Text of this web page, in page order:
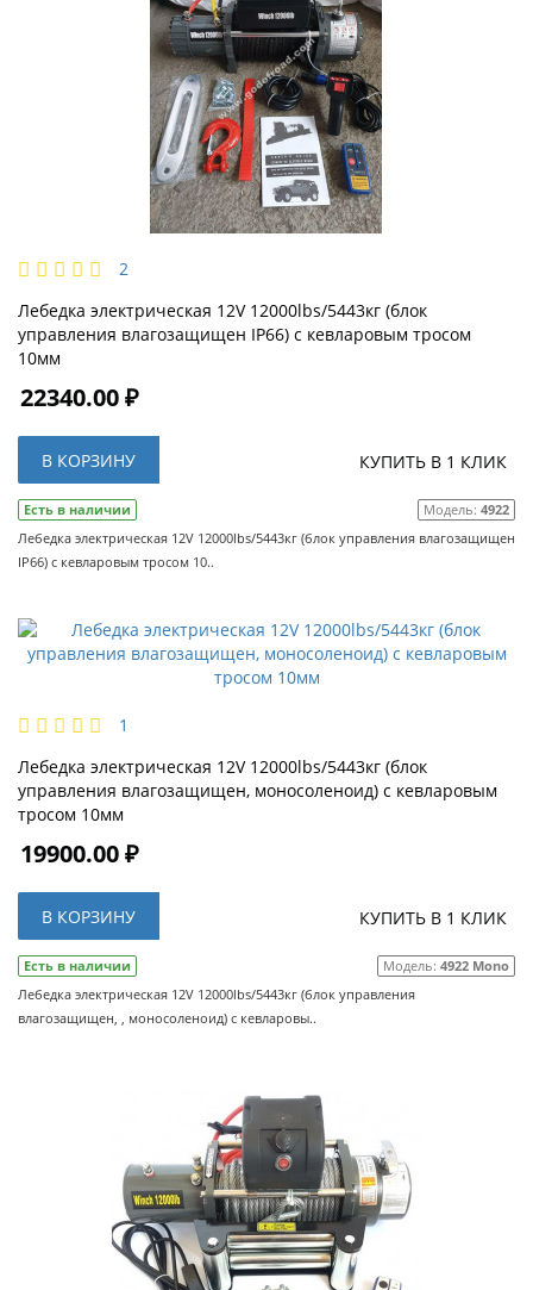
2
Лебедка электрическая 12V 12000lbs/5443кг (блок
управления влагозащищен IP66) с кевларовым тросом
10мм
22340.00 ₽
В КОРЗИНУ КУПИТЬ В 1 КЛИК
Есть в наличии Модель: 4922
Лебедка электрическая 12V 12000lbs/5443кг (блок управления влагозащищен
IP66) с кевларовым тросом 10..
1
Лебедка электрическая 12V 12000lbs/5443кг (блок
управления влагозащищен, моносоленоид) с кевларовым
тросом 10мм
19900.00 ₽
В КОРЗИНУ КУПИТЬ В 1 КЛИК
Есть в наличии Модель: 4922 Mono
Лебедка электрическая 12V 12000lbs/5443кг (блок управления
влагозащищен, , моносоленоид) с кевларовы..